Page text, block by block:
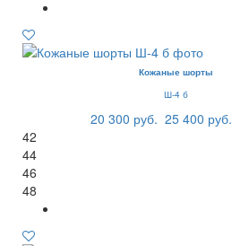
Кожаные шорты
Ш-4 б
20 300 руб. 25 400 руб.
42
44
46
48